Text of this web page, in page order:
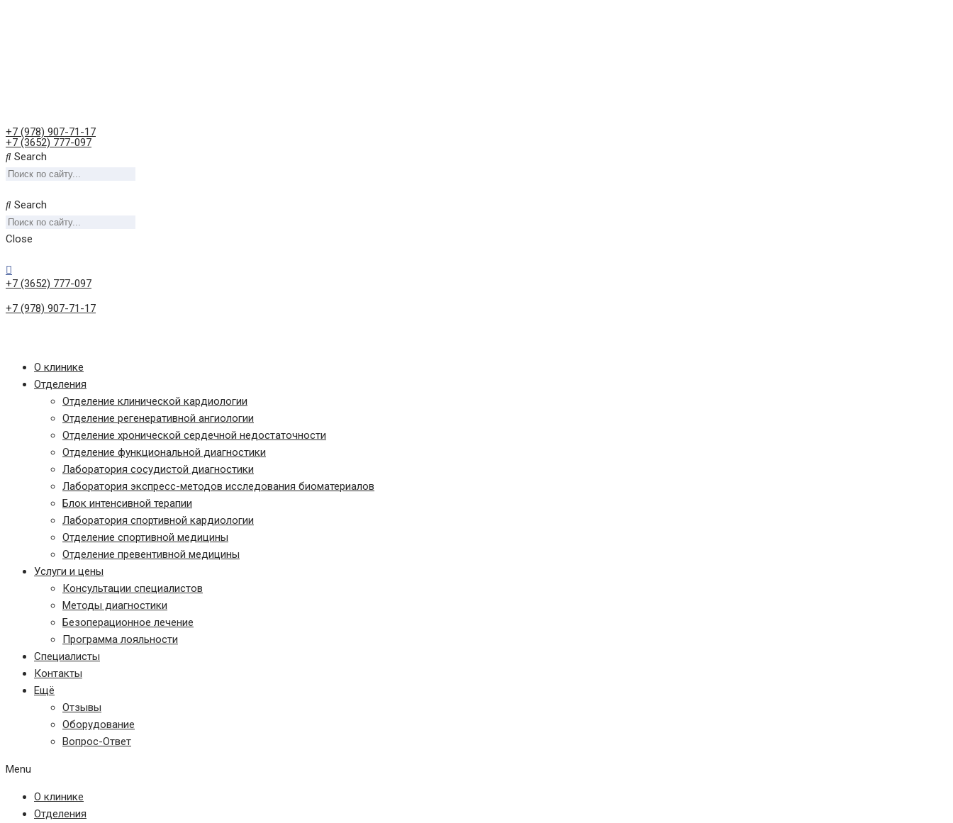
+7 (978) 907-71-17
+7 (3652) 777-097
Search
Search
Close
+7 (3652) 777-097
+7 (978) 907-71-17
О клинике
Отделения
Отделение клинической кардиологии
Отделение регенеративной ангиологии
Отделение хронической сердечной недостаточности
Отделение функциональной диагностики
Лаборатория сосудистой диагностики
Лаборатория экспресс-методов исследования биоматериалов
Блок интенсивной терапии
Лаборатория спортивной кардиологии
Отделение спортивной медицины
Отделение превентивной медицины
Услуги и цены
Консультации специалистов
Методы диагностики
Безоперационное лечение
Программа лояльности
Специалисты
Контакты
Ещё
Отзывы
Оборудование
Вопрос-Ответ
Menu
О клинике
Отделения